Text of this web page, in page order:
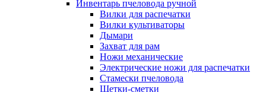
Инвентарь пчеловода ручной
Вилки для распечатки
Вилки культиваторы
Дымари
Захват для рам
Ножи механические
Электрические ножи для распечатки
Стамески пчеловода
Щетки-сметки